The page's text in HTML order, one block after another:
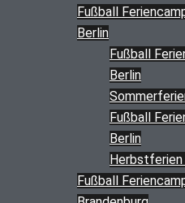
Fußball
Berlin
Fußball
Berlin
Fußball
Berlin
Fußball